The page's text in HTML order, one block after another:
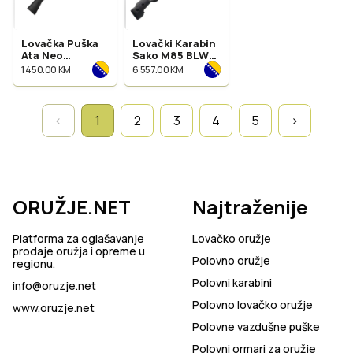
Lovačka Puška
Ata Neo
Synthetic Slug
1 450.00 KM
Lovački Karabin
Sako M85 BLWO
kal.30-06
6 557.00 KM
‹ 1 2 3 4 5 ›
ORUŽJE.NET
Platforma za oglašavanje
prodaje oružja i opreme u
regionu.
info@oruzje.net
www.oruzje.net
Najtraženije
Lovačko oružje
Polovno oružje
Polovni karabini
Polovno lovačko oružje
Polovne vazdušne puške
Polovni ormari za oružje